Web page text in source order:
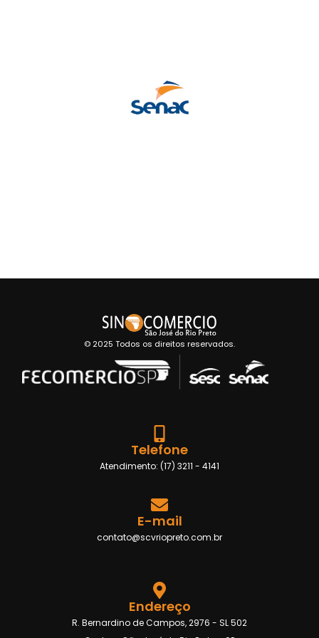
© 2025 Todos os direitos reservados.
Telefone
Atendimento: (17) 3211 - 4141
E-mail
contato@scvriopreto.com.br
Endereço
R. Bernardino de Campos, 2976 - SL 502